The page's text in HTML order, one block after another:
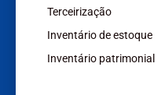
n
Terceirização
Inventário de estoque
Inventário patrimonial